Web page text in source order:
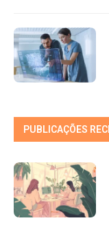
PUBLICAÇÕES